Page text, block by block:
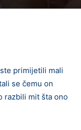
primijetili mali
se čemu on
razbili mit šta ono